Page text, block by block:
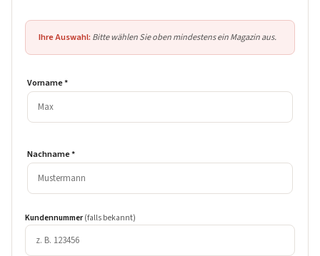
Ihre Auswahl: Bitte wählen Sie oben mindestens ein Magazin aus.
Vorname *
Nachname *
Kundennummer(falls bekannt)